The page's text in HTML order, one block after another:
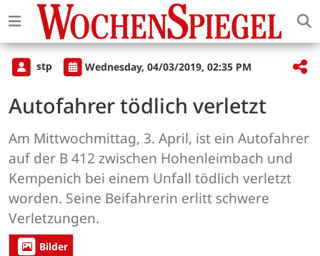
stp Wednesday, 04/03/2019, 02:35 PM
Autofahrer tödlich verletzt
Am Mittwochmittag, 3. April, ist ein Autofahrer
auf der B 412 zwischen Hohenleimbach und
Kempenich bei einem Unfall tödlich verletzt
worden. Seine Beifahrerin erlitt schwere
Verletzungen.
Bilder